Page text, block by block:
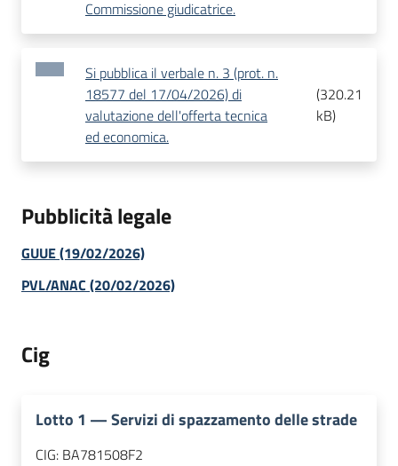
Commissione giudicatrice.
Si pubblica il verbale n. 3 (prot. n.
18577 del 17/04/2026) di
valutazione dell'offerta tecnica
ed economica.
(320.21
kB)
Pubblicità legale
GUUE (19/02/2026)
PVL/ANAC (20/02/2026)
Cig
Lotto 1 —Servizi di spazzamento delle strade
CIG: BA781508F2